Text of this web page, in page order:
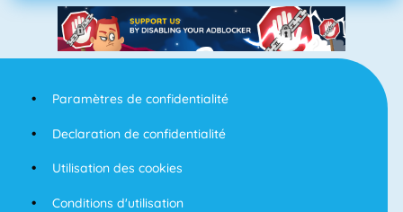
Paramètres de confidentialité
Declaration de confidentialité
Utilisation des cookies
Conditions d'utilisation